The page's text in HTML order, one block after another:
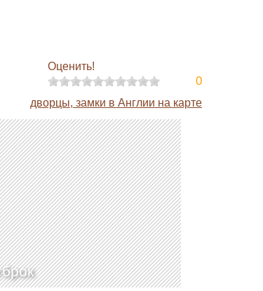
Оценить!
0
дворцы, замки в Англии на карте